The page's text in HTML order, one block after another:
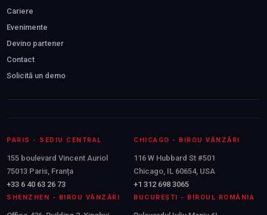
Cariere
Evenimente
Devino partener
Contact
Solicită un demo
PARIS - SEDIU CENTRAL
155 boulevard Vincent Auriol
75013 Paris, Franța
+33 6 40 63 26 73
CHICAGO - BIROU VÂNZĂRI
116 W Hubbard St #501
Chicago, IL 60654, USA
+1 312 698 3065
SHENZHEN - BIROU VÂNZĂRI BUCUREȘTI - BIROUL ROMÂNIA